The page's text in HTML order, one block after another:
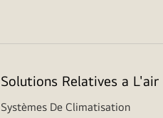
Solutions Relatives a L'air
Systèmes De Climatisation